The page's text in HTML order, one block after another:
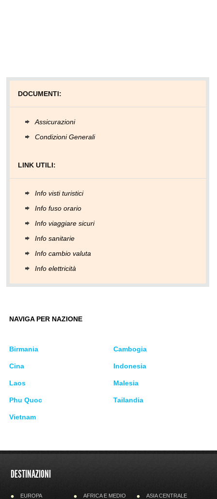
DOCUMENTI:
Assicurazioni
Condizioni Generali
LINK UTILI:
Info visti turistici
Info fuso orario
Info viaggiare sicuri
Info sanitarie
Info cambio valuta
Info elettricità
NAVIGA PER NAZIONE
Birmania Cambogia
Cina Indonesia
Laos Malesia
Phu Quoc Tailandia
Vietnam
DESTINAZIONI
EUROPA AFRICA E MEDIO ASIA CENTRALE